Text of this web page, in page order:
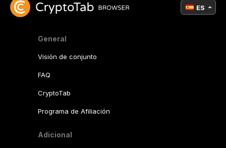
General
Visión de conjunto
FAQ
CryptoTab
Programa de Afiliación
Adicional
ES